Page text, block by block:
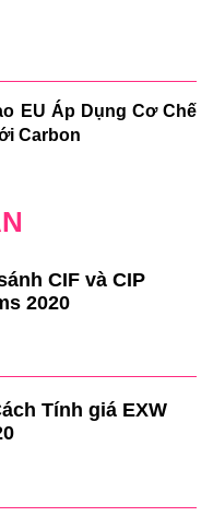
EU Áp Dụng Cơ Chế
Carbon
CIF và CIP
2020
Tính giá EXW